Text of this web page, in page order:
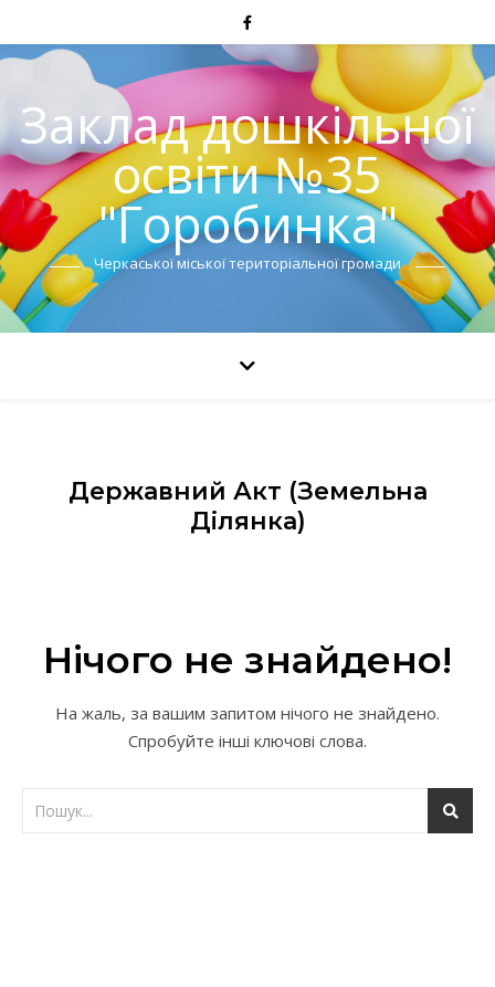
Заклад дошкільної
освіти №35
"Горобинка"
Черкаської міської територіальної громади
Державний Акт (земельна
Ділянка)
Нічого не знайдено!
На жаль, за вашим запитом нічого не знайдено.
Спробуйте інші ключові слова.